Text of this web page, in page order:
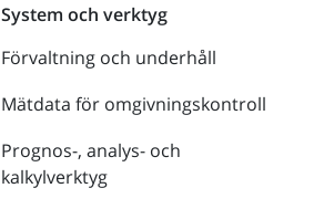
System och verktyg
Förvaltning och underhåll
Mätdata för omgivningskontroll
Prognos-, analys- och
kalkylverktyg